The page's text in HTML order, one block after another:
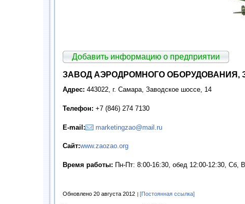
Добавить информацию о предприятии
ЗАВОД АЭРОДРОМНОГО ОБОРУДОВАНИЯ,
Адрес: 443022, г. Самара, Заводское шоссе, 14
Телефон: +7 (846) 274 7130
E-mail: marketingzao@mail.ru
Сайт:www.zaozao.org
Время работы: Пн-Пт: 8:00-16:30, обед 12:00-12:30, Сб,
Обновлено 20 августа 2012 [Постоянная ссылка]